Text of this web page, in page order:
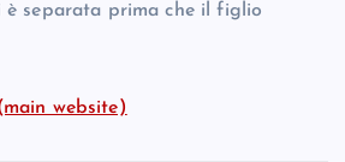
è separata prima che il figlio
website)